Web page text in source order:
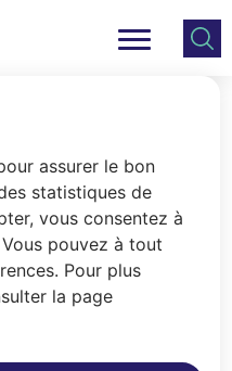
assurer le bon
statistiques de
vous consentez à
pouvez à tout
Pour plus
la page
Consulter
le plan
Menu principal
les écoles
gérées par le